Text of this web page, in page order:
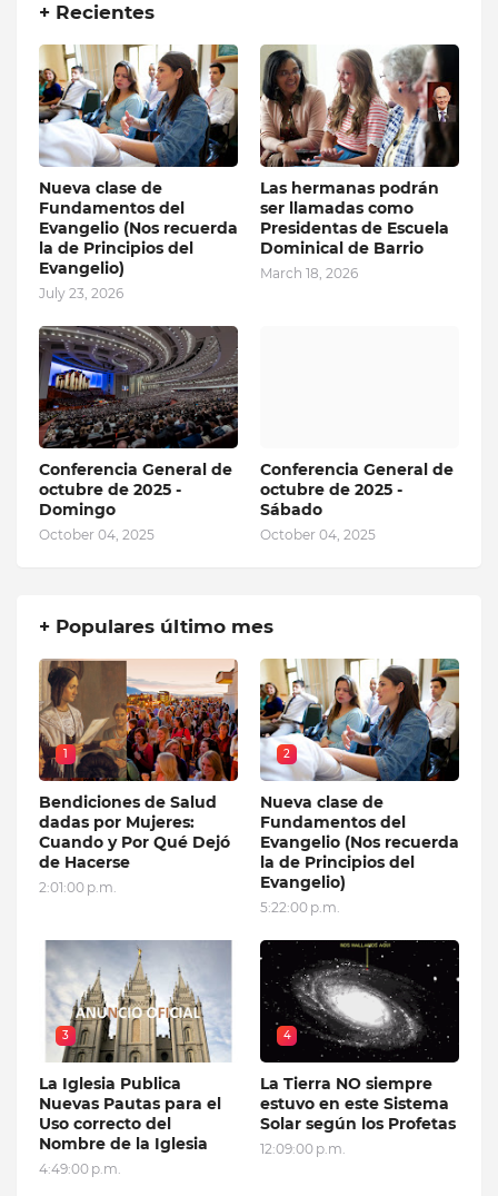
+ Recientes
Nueva clase de
Fundamentos del
Evangelio (Nos recuerda
la de Principios del
Evangelio)
July 23, 2026
Las hermanas podrán
ser llamadas como
Presidentas de Escuela
Dominical de Barrio
March 18, 2026
Conferencia General de
octubre de 2025 -
Domingo
October 04, 2025
Conferencia General de
octubre de 2025 -
Sábado
October 04, 2025
+ Populares último mes
1
Bendiciones de Salud
dadas por Mujeres:
Cuando y Por Qué Dejó
de Hacerse
2:01:00 p.m.
2
Nueva clase de
Fundamentos del
Evangelio (Nos recuerda
la de Principios del
Evangelio)
5:22:00 p.m.
3
La Iglesia Publica
Nuevas Pautas para el
Uso correcto del
Nombre de la Iglesia
4:49:00 p.m.
4
La Tierra NO siempre
estuvo en este Sistema
Solar según los Profetas
12:09:00 p.m.